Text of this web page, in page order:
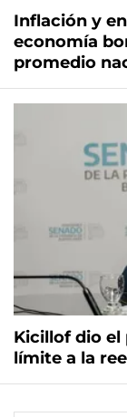
Inflación y
economía
promedio
Kicillof dio el
límite a la